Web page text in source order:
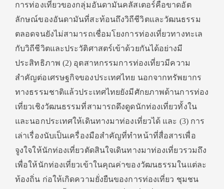
การท่องเที่ยวของกลุ่มอันดามันคลัสเตอร์คือขาดอัต
ลักษณ์ของอันดามันที่สะท้อนถึงวิถีชีวิตและวัฒนธรรม
ตลอดจนยังไม่สามารถเชื่อมโยงการท่องเที่ยวทางทะเล
กับวิถีชีวิตและประวัติศาสตร์เข้าด้วยกันได้อย่างมี
ประสิทธิภาพ (2) อุตสาหกรรมการท่องเที่ยวมีความ
สำคัญต่อเศรษฐกิจของประเทศไทย นอกจากทรัพยากร
ทางธรรมชาติแล้วประเทศไทยยังมีศักยภาพด้านการท่อง
เที่ยวเชิงวัฒนธรรมที่สามารถดึงดูดนักท่องเที่ยวทั้งใน
และนอกประเทศให้เดินทางมาท่องเที่ยวได้ และ (3) การ
เล่าเรื่องนับเป็นเครื่องมือสำคัญที่ทำหน้าที่สื่อสารเพื่อ
จูงใจให้นักท่องเที่ยวตัดสินใจเดินทางมาท่องเที่ยวรวมถึง
เพื่อให้นักท่องเที่ยวเข้าในคุณค่าของวัฒนธรรมในแต่ละ
ท้องถิ่น ก่อให้เกิดความยั่งยืนของการท่องเที่ยว ชุมชน